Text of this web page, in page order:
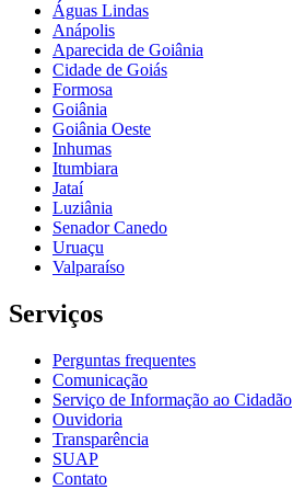
Águas Lindas
Anápolis
Aparecida de Goiânia
Cidade de Goiás
Formosa
Goiânia
Goiânia Oeste
Inhumas
Itumbiara
Jataí
Luziânia
Senador Canedo
Uruaçu
Valparaíso
Serviços
Perguntas frequentes
Comunicação
Serviço de Informação ao Cidadão
Ouvidoria
Transparência
SUAP
Contato